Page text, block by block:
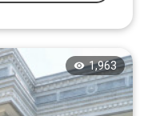
1,963